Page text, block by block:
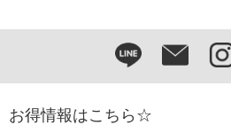
お得情報はこちら☆